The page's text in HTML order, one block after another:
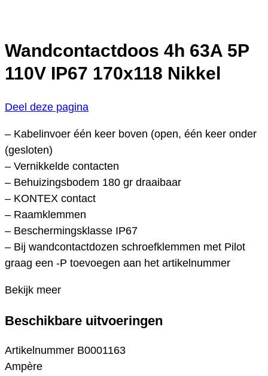
Wandcontactdoos 4h 63A 5P
110V IP67 170x118 Nikkel
Deel deze pagina
– Kabelinvoer één keer boven (open, één keer onder
(gesloten)
– Vernikkelde contacten
– Behuizingsbodem 180 gr draaibaar
– KONTEX contact
– Raamklemmen
– Beschermingsklasse IP67
– Bij wandcontactdozen schroefklemmen met Pilot
graag een -P toevoegen aan het artikelnummer
Bekijk meer
Beschikbare uitvoeringen
Artikelnummer B0001163
Ampère